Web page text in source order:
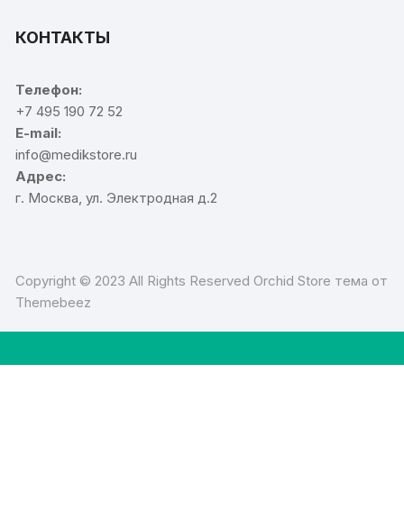
КОНТАКТЫ
Телефон:
+7 495 190 72 52
E-mail:
info@medikstore.ru
Адрес:
г. Москва, ул. Электродная д.2
Copyright © 2023 All Rights Reserved Orchid Store тема от
Themebeez